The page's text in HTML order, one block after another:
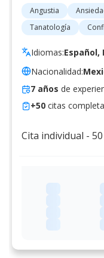
Angustia
Tanatología
Idiomas:Español,
Nacionalidad:
7 años de
+50 citas
Cita individual - 50